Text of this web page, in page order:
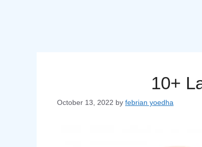
10+
October 13, 2022 by febrian yoedha